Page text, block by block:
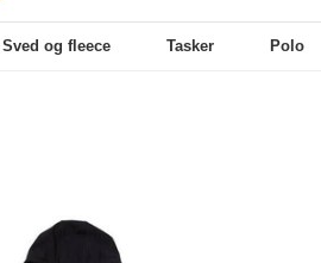
Sved og fleece Tasker Polo